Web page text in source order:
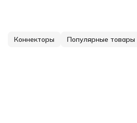
Коннекторы Популярные товары